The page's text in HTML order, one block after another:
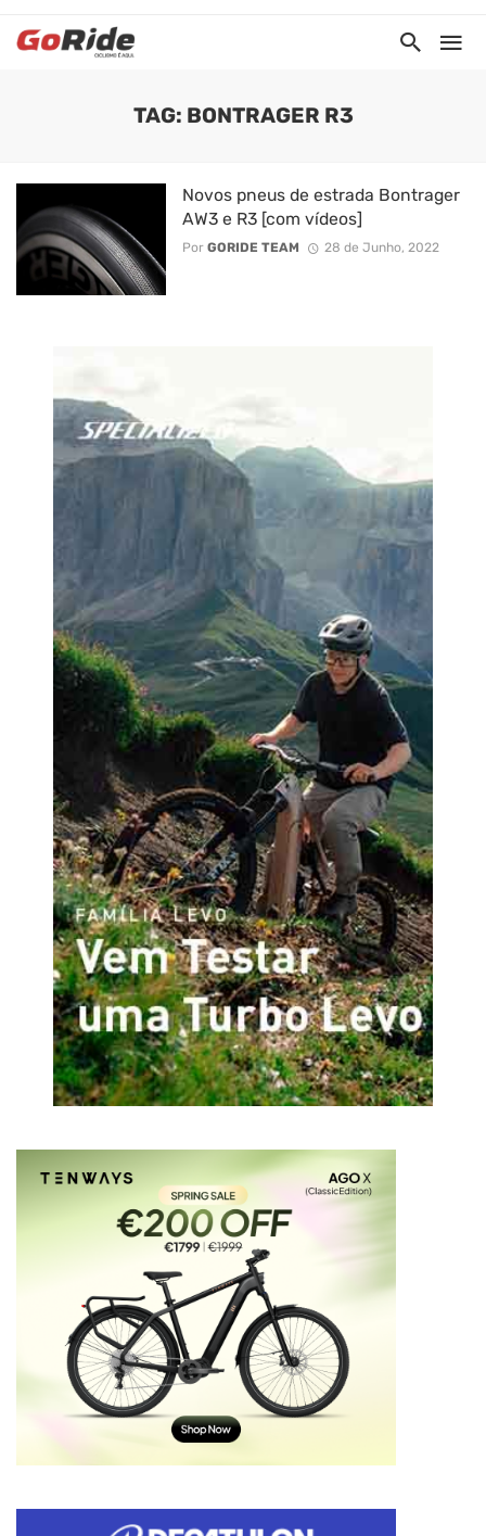
TAG: BONTRAGER R3
Novos pneus de estrada Bontrager
AW3 e R3 [com vídeos]
Por GORIDE TEAM 28 de Junho, 2022